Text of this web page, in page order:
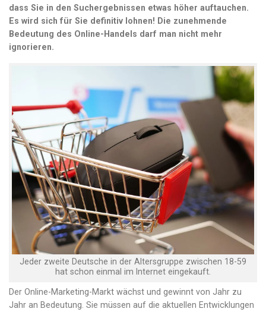
dass Sie in den Suchergebnissen etwas höher auftauchen.
Es wird sich für Sie definitiv lohnen! Die zunehmende
Bedeutung des Online-Handels darf man nicht mehr
ignorieren.
Jeder zweite Deutsche in der Altersgruppe zwischen 18-59
hat schon einmal im Internet eingekauft.
Der Online-Marketing-Markt wächst und gewinnt von Jahr zu
Jahr an Bedeutung. Sie müssen auf die aktuellen Entwicklungen